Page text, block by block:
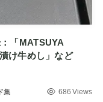
「MATSUYA
け牛めし」など
集 686 Views